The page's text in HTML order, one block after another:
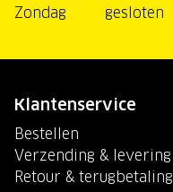
Zondag
gesloten
Klantenservice
Bestellen
Verzending & levering
Retour & terugbetaling